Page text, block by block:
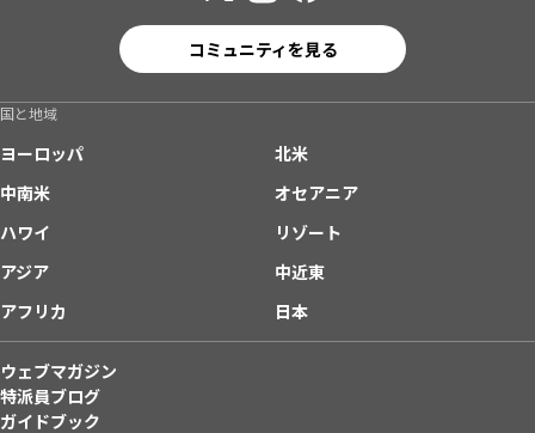
コミュニティを見る
国と地域
ヨーロッパ
北米
中南米
オセアニア
ハワイ
リゾート
アジア
中近東
アフリカ
日本
ウェブマガジン
特派員ブログ
ガイドブック